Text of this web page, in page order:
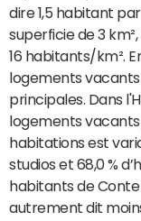
dire 1,5 habitant
superficie de 3
16 habitants/km².
logements vacants
principales. Dans
logements vacants
habitations est
studios et 68,0 %
habitants de
autrement dit